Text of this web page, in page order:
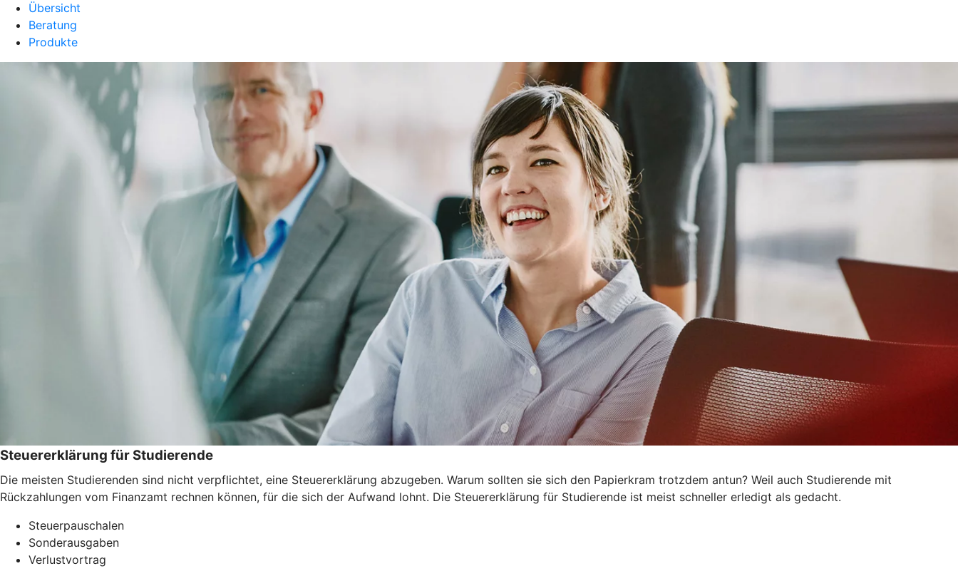
Übersicht
Beratung
Produkte
Steuererklärung für Studierende
Die meisten Studierenden sind nicht verpflichtet, eine Steuererklärung abzugeben. Warum sollten sie sich den Papierkram trotzdem antun? Weil auch Studierende mit
Rückzahlungen vom Finanzamt rechnen können, für die sich der Aufwand lohnt. Die Steuererklärung für Studierende ist meist schneller erledigt als gedacht.
Steuerpauschalen
Sonderausgaben
Verlustvortrag